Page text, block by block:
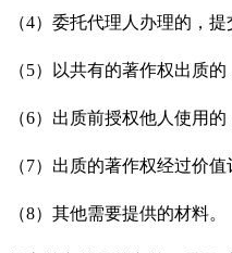
（4）委托代理人办理的，提
（5）以共有的著作权出质
（6）出质前授权他人使用的
（7）出质的著作权经过价
（8）其他需要提供的材料。